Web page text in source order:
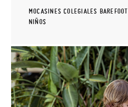
MOCASINES COLEGIALES BAREFOOT
NIÑOS